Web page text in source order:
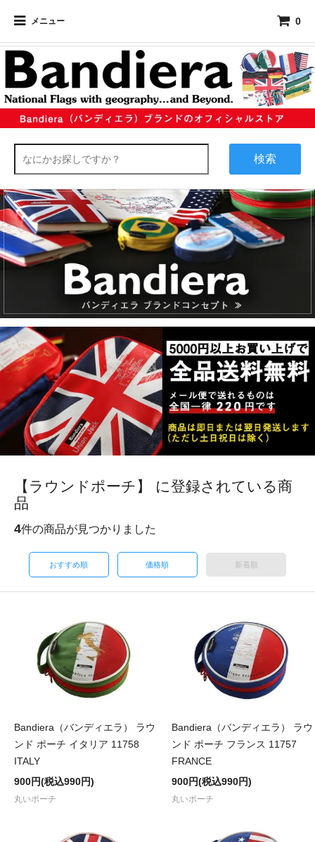
メニュー 0
検索
【ラウンドポーチ】 に登録されている商
品
4件の商品が見つかりました
おすすめ順 価格順 新着順
Bandiera（バンディエラ） ラウ
ンド ポーチ イタリア 11758
ITALY
900円(税込990円)
丸いポーチ
Bandiera（バンディエラ） ラウ
ンド ポーチ フランス 11757
FRANCE
900円(税込990円)
丸いポーチ